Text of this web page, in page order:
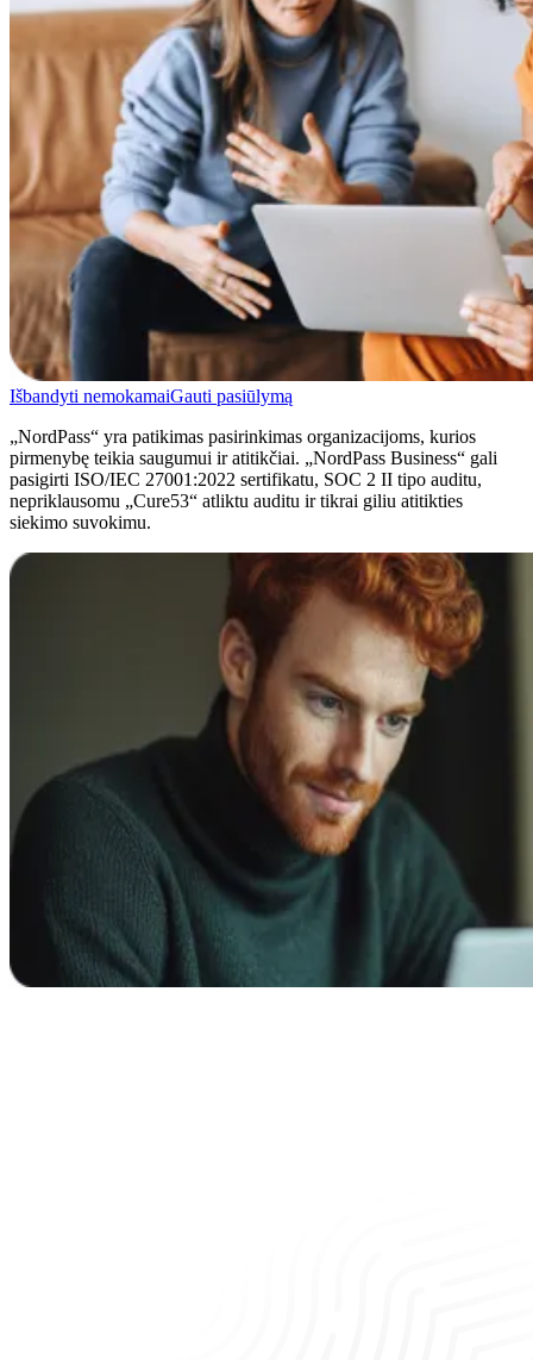
Išbandyti nemokamaiGauti pasiūlymą
„NordPass“ yra patikimas pasirinkimas organizacijoms, kurios
pirmenybę teikia saugumui ir atitikčiai. „NordPass Business“ gali
pasigirti ISO/IEC 27001:2022 sertifikatu, SOC 2 II tipo auditu,
nepriklausomu „Cure53“ atliktu auditu ir tikrai giliu atitikties
siekimo suvokimu.